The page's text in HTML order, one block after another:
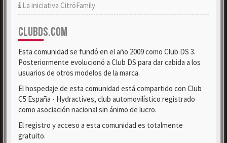
La iniciativa CitröFamily
CLUBDS.COM
Esta comunidad se fundó en el año 2009 como Club DS 3.
Posteriormente evolucionó a Club DS para dar cabida a los
usuarios de otros modelos de la marca.
El hospedaje de esta comunidad está compartido con Club
C5 España - Hydractives, club automovilístico registrado
como asociación nacional sin ánimo de lucro.
El registro y acceso a esta comunidad es totalmente
gratuito.